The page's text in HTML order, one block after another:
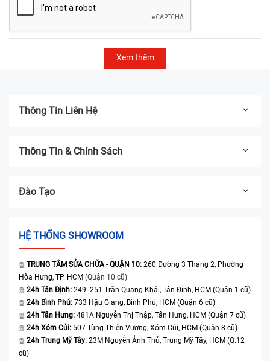
Xem thêm
Thông Tin Liên Hệ
Thông Tin & Chính Sách
Đào Tạo
HỆ THỐNG SHOWROOM
TRUNG TÂM SỬA CHỮA - QUẬN 10: 260 Đường 3 Tháng 2, Phường
Hòa Hưng, TP. HCM (Quận 10 cũ)
24h Tân Định: 249 -251 Trần Quang Khải, Tân Định, HCM (Quận 1 cũ)
24h Bình Phú: 733 Hậu Giang, Bình Phú, HCM (Quận 6 cũ)
24h Tân Hưng: 481A Nguyễn Thị Thập, Tân Hưng, HCM (Quận 7 cũ)
24h Xóm Củi: 507 Tùng Thiện Vương, Xóm Củi, HCM (Quận 8 cũ)
24h Trung Mỹ Tây: 23M Nguyễn Ảnh Thủ, Trung Mỹ Tây, HCM (Q.12
cũ)